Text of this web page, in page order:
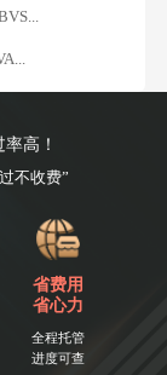
高！
不收费”
省费用
省心力
全程托管
进度可查